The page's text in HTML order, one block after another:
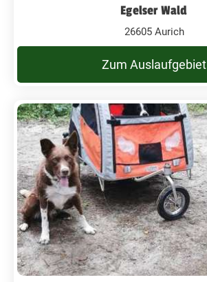
Egelser Wald
26605 Aurich
Zum Auslaufgebiet